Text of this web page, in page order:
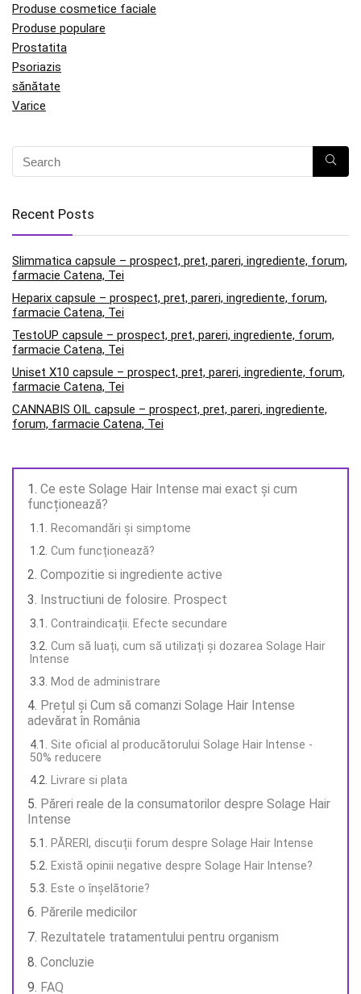
Produse cosmetice faciale
Produse populare
Prostatita
Psoriazis
sănătate
Varice
Recent Posts
Slimmatica capsule – prospect, pret, pareri, ingrediente, forum,
farmacie Catena, Tei
Heparix capsule – prospect, pret, pareri, ingrediente, forum,
farmacie Catena, Tei
TestoUP capsule – prospect, pret, pareri, ingrediente, forum,
farmacie Catena, Tei
Uniset X10 capsule – prospect, pret, pareri, ingrediente, forum,
farmacie Catena, Tei
CANNABIS OIL capsule – prospect, pret, pareri, ingrediente,
forum, farmacie Catena, Tei
Ce este Solage Hair Intense mai exact și cum
funcționează?
Recomandări și simptome
Cum funcționează?
Compozitie si ingrediente active
Instructiuni de folosire. Prospect
Contraindicații. Efecte secundare
Cum să luați, cum să utilizați și dozarea Solage Hair
Intense
Mod de administrare
Prețul și Cum să comanzi Solage Hair Intense
adevărat în România
Site oficial al producătorului Solage Hair Intense -
50% reducere
Livrare si plata
Păreri reale de la consumatorilor despre Solage Hair
Intense
PĂRERI, discuții forum despre Solage Hair Intense
Există opinii negative despre Solage Hair Intense?
Este o înșelătorie?
Părerile medicilor
Rezultatele tratamentului pentru organism
Concluzie
FAQ